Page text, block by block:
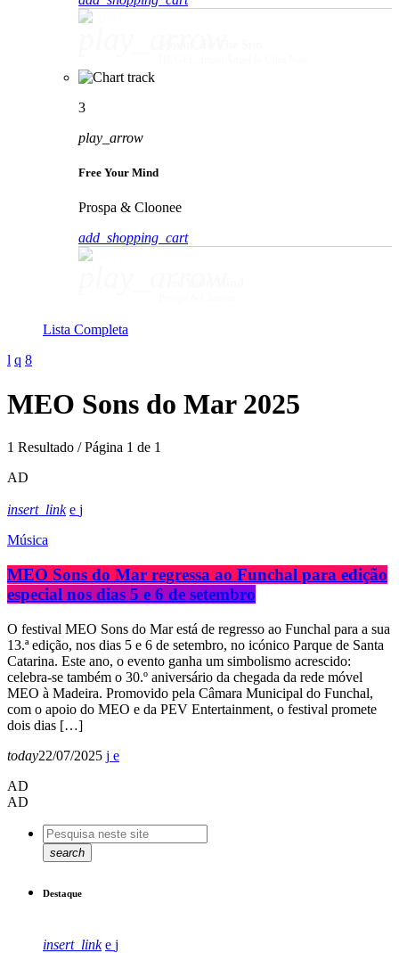
3
play_arrow
Free Your Mind
Prospa & Cloonee
add_shopping_cart
Lista Completa
MEO Sons do Mar 2025
1 Resultado / Página 1 de 1
AD
insert_link
Música
MEO Sons do Mar regressa ao Funchal para edição
especial nos dias 5 e 6 de setembro
O festival MEO Sons do Mar está de regresso ao Funchal para a sua
13.ª edição, nos dias 5 e 6 de setembro, no icónico Parque de Santa
Catarina. Este ano, o evento ganha um simbolismo acrescido:
celebra-se também o 30.º aniversário da chegada da rede móvel
MEO à Madeira. Promovido pela Câmara Municipal do Funchal,
com o apoio do MEO e da PEV Entertainment, o festival promete
dois dias […]
today22/07/2025
AD
AD
search
Destaque
insert_link